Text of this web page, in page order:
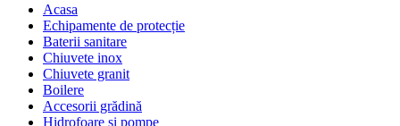
Acasa
Echipamente de protecție
Baterii sanitare
Chiuvete inox
Chiuvete granit
Boilere
Accesorii grădină
Hidrofoare și pompe